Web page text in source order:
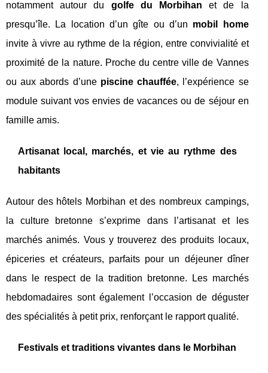
notamment autour du golfe du Morbihan et de la
presqu’île. La location d’un gîte ou d’un mobil home
invite à vivre au rythme de la région, entre convivialité et
proximité de la nature. Proche du centre ville de Vannes
ou aux abords d’une piscine chauffée, l’expérience se
module suivant vos envies de vacances ou de séjour en
famille amis.
Artisanat local, marchés, et vie au rythme des
habitants
Autour des hôtels Morbihan et des nombreux campings,
la culture bretonne s’exprime dans l’artisanat et les
marchés animés. Vous y trouverez des produits locaux,
épiceries et créateurs, parfaits pour un déjeuner dîner
dans le respect de la tradition bretonne. Les marchés
hebdomadaires sont également l’occasion de déguster
des spécialités à petit prix, renforçant le rapport qualité.
Festivals et traditions vivantes dans le Morbihan